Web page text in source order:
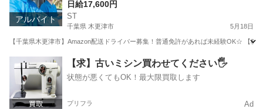
アルバイト
日給17,600円
ST
千葉県 木更津市 5月18日
【千葉県木更津市】Amazon配送ドライバー募集！普通免許があれば未経験OK☆ 【
千葉 木更津市 ドライバー Amazon
【求】古いミシン買わせてください🖐️
状態が悪くてもOK！最大限買取します
プリフラ Ad